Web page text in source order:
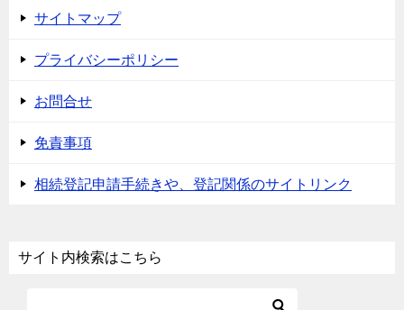
サイトマップ
プライバシーポリシー
お問合せ
免責事項
相続登記申請手続きや、登記関係のサイトリンク
サイト内検索はこちら